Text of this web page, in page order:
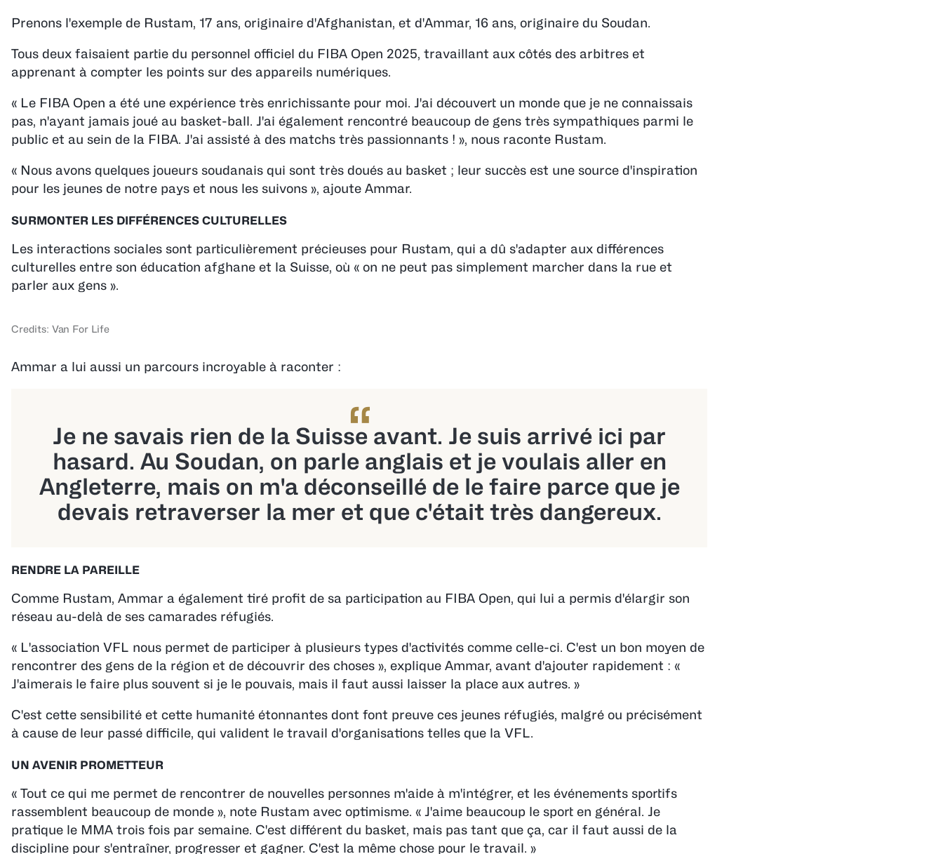
Prenons l'exemple de Rustam, 17 ans, originaire d'Afghanistan, et d'Ammar, 16 ans, originaire du Soudan.
Tous deux faisaient partie du personnel officiel du FIBA Open 2025, travaillant aux côtés des arbitres et
apprenant à compter les points sur des appareils numériques.
« Le FIBA Open a été une expérience très enrichissante pour moi. J'ai découvert un monde que je ne connaissais
pas, n'ayant jamais joué au basket-ball. J'ai également rencontré beaucoup de gens très sympathiques parmi le
public et au sein de la FIBA. J'ai assisté à des matchs très passionnants ! », nous raconte Rustam.
« Nous avons quelques joueurs soudanais qui sont très doués au basket ; leur succès est une source d'inspiration
pour les jeunes de notre pays et nous les suivons », ajoute Ammar.
SURMONTER LES DIFFÉRENCES CULTURELLES
Les interactions sociales sont particulièrement précieuses pour Rustam, qui a dû s'adapter aux différences
culturelles entre son éducation afghane et la Suisse, où « on ne peut pas simplement marcher dans la rue et
parler aux gens ».
Credits: Van For Life
Ammar a lui aussi un parcours incroyable à raconter :
“
Je ne savais rien de la Suisse avant. Je suis arrivé ici par
hasard. Au Soudan, on parle anglais et je voulais aller en
Angleterre, mais on m'a déconseillé de le faire parce que je
devais retraverser la mer et que c'était très dangereux.
RENDRE LA PAREILLE
Comme Rustam, Ammar a également tiré profit de sa participation au FIBA Open, qui lui a permis d'élargir son
réseau au-delà de ses camarades réfugiés.
« L'association VFL nous permet de participer à plusieurs types d'activités comme celle-ci. C'est un bon moyen de
rencontrer des gens de la région et de découvrir des choses », explique Ammar, avant d'ajouter rapidement : «
J'aimerais le faire plus souvent si je le pouvais, mais il faut aussi laisser la place aux autres. »
C'est cette sensibilité et cette humanité étonnantes dont font preuve ces jeunes réfugiés, malgré ou précisément
à cause de leur passé difficile, qui valident le travail d'organisations telles que la VFL.
UN AVENIR PROMETTEUR
« Tout ce qui me permet de rencontrer de nouvelles personnes m'aide à m'intégrer, et les événements sportifs
rassemblent beaucoup de monde », note Rustam avec optimisme. « J'aime beaucoup le sport en général. Je
pratique le MMA trois fois par semaine. C'est différent du basket, mais pas tant que ça, car il faut aussi de la
discipline pour s'entraîner, progresser et gagner. C'est la même chose pour le travail. »